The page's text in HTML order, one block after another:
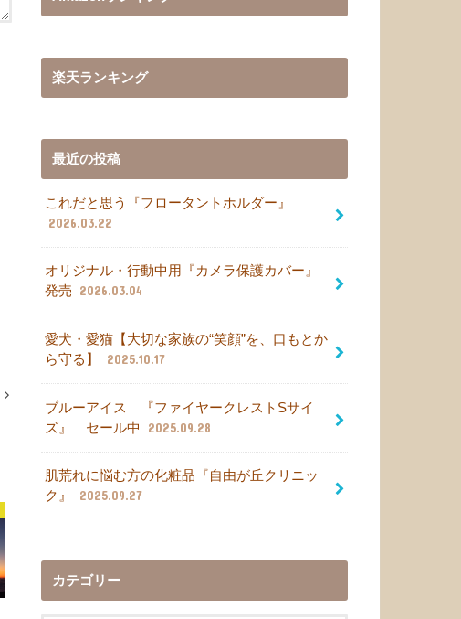
楽天ランキング
最近の投稿
これだと思う『フロータントホルダー』
2026.03.22
オリジナル・行動中用『カメラ保護カバー』
発売
2026.03.04
愛犬・愛猫【大切な家族の“笑顔”を、口もとか
ら守る】
2025.10.17
ブルーアイス 『ファイヤークレストSサイ
ズ』 セール中
2025.09.28
肌荒れに悩む方の化粧品『自由が丘クリニッ
ク』
2025.09.27
カテゴリー